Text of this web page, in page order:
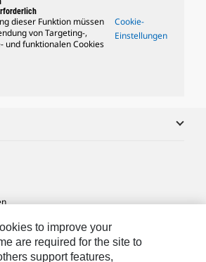
dieser Funktion müssen
von Targeting-,
und funktionalen Cookies
Cookie-
Einstellungen
to improve your
are required for the site to
support features,